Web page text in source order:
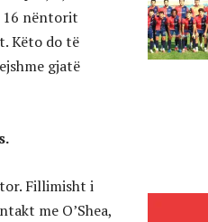
16 nëntorit
Këto do të
gjatë
Fillimisht i
me O’Shea,